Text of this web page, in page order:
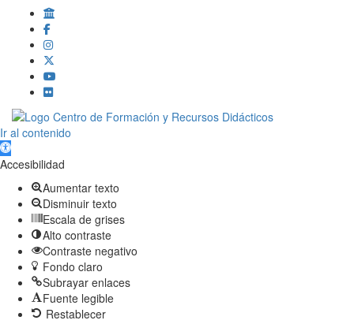
Scroll
Up
Ir al contenido
Abrir barra de herramientas
Accesibilidad
Aumentar texto
Disminuir texto
Escala de grises
Alto contraste
Contraste negativo
Fondo claro
Subrayar enlaces
Fuente legible
Restablecer